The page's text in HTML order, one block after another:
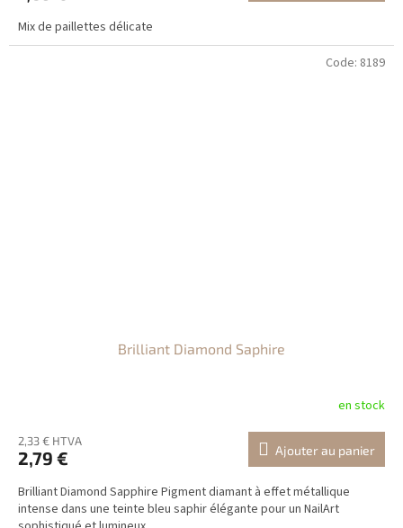
Mix de paillettes délicate
Brilliant Diamond Saphire
en stock
2,33 € HTVA
2,79 € Ajouter au panier
Brilliant Diamond Sapphire Pigment diamant à effet métallique
intense dans une teinte bleu saphir élégante pour un NailArt
Code: 8189